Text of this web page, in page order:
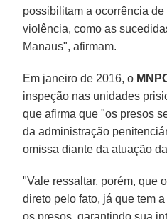
possibilitam a ocorrência
violência, como as
Manaus", afirmam.
Em janeiro de 2016, o
inspeção nas unidades
que afirma que "os presos
da administração
omissa diante da atuação
"Vale ressaltar, porém, que
direto pelo fato, já que tem
os presos, garantindo sua